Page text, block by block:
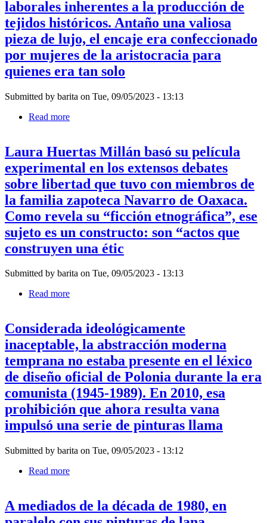
textiles
para
Igshaan
Adams,
quien
se
identifica
el
motivo
del
microprocesador
Pentium,
y
que
debía
tejer
usando
su
infancia
en
la
reserva.
No
por
primera
vez,
se
afin
laborales inherentes a la producción de
tejidos históricos. Antaño una valiosa
pieza de lujo, el encaje era confeccionado
por mujeres de la aristocracia para
quienes era tan solo
Submitted by barita on Tue, 09/05/2023 - 13:13
Read more
Work
III
(Trabajo
de
ocio
III),
Lisa
Oppenheim
explora
temáticas
laborales
a
tejidos
históricos.
Antaño
una
valiosa
pieza
de
lujo,
el
encaje
era
por
para
quienes
Laura Huertas Millán basó su película
experimental en los extensos debates
sobre libertad que tuvo con miembros de
la familia zapoteca Navarro de Oaxaca.
Como revela su “ficción etnográfica”, ese
sujeto es un constructo: son “actos que
construyen una étic
Submitted by barita on Tue, 09/05/2023 - 13:13
Read more
Millán
basó
su
película
experimental
en
los
extensos
debates
sobre
libertad
tuvo
familia
zapoteca
Considerada ideológicamente
inaceptable, la abstracción moderna
temprana no estaba presente en el léxico
de diseño oficial de Polonia durante la era
comunista (1945-1989). En 2010, esa
prohibición que ahora resulta vana
impulsó una serie de pinturas llama
Submitted by barita on Tue, 09/05/2023 - 13:12
Read more
inaceptable,
la
A mediados de la década de 1980, en